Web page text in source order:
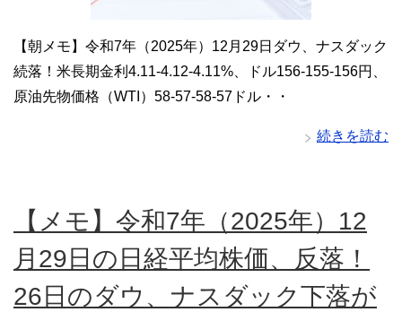
【朝メモ】令和7年（2025年）12月29日ダウ、ナスダック
続落！米長期金利4.11-4.12-4.11%、ドル156-155-156円、
原油先物価格（WTI）58-57-58-57ドル・・
続きを読む
【メモ】令和7年（2025年）12
月29日の日経平均株価、反落！
26日のダウ、ナスダック下落が